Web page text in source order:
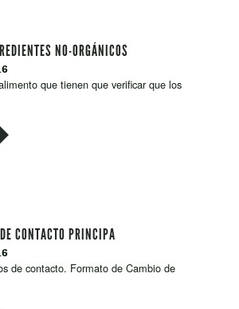
NO-ORGÁNICOS
que tienen que verificar que los
CONTACTO PRINCIPA
de contacto. Formato de Cambio de